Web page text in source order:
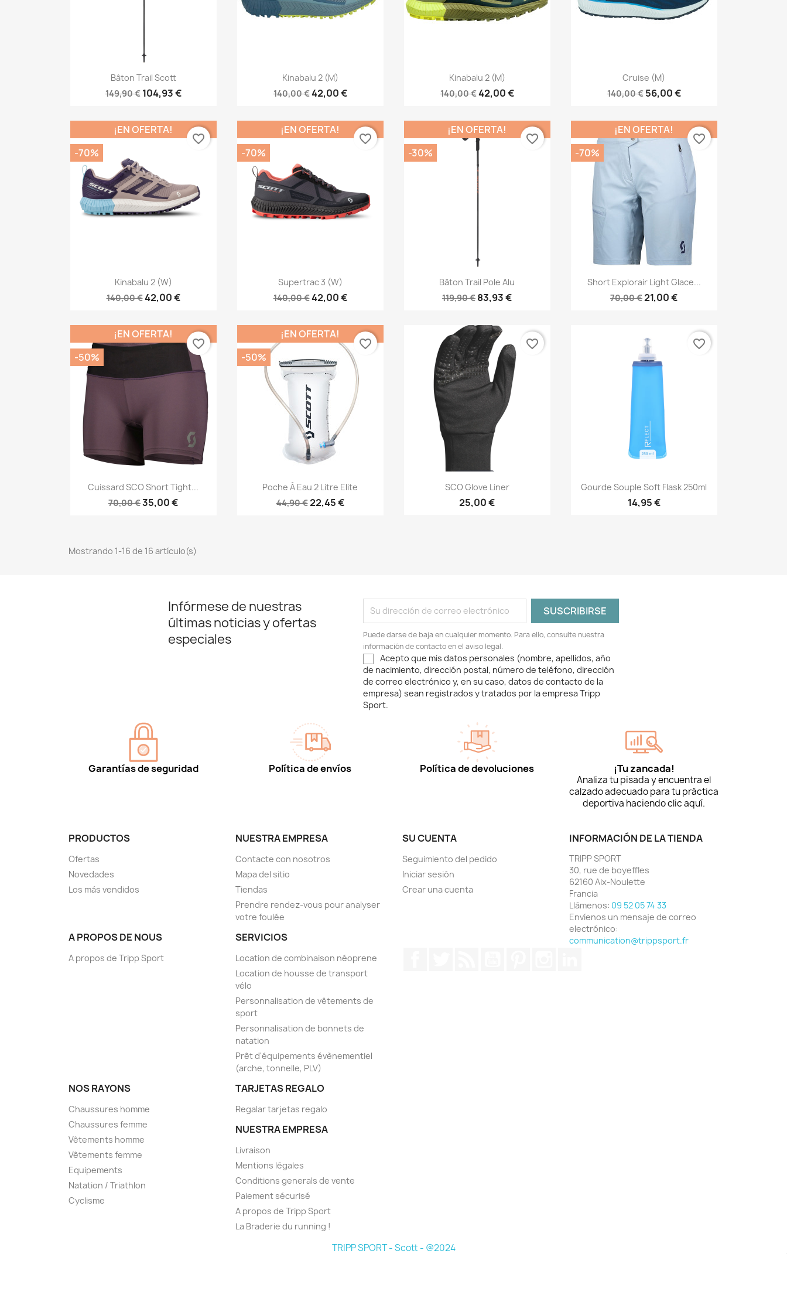
Vista rápida
Bâton Trail Scott
149,90 € 104,93 €
Vista rápida
Kinabalu 2 (M)
140,00 €42,00 €
Vista rápida
Kinabalu 2 (M)
140,00 €42,00 €
Vista rápida
Cruise (M)
140,00 € 56,00 €
Vista rápida
Kinabalu 2 (W)
140,00 €42,00 €
¡EN OFERTA!
-70%
favorite_border
Vista rápida
Supertrac 3 (W)
140,00 €42,00 €
¡EN OFERTA!
-70%
favorite_border
Vista rápida
Bâton Trail Pole Alu
119,90 € 83,93 €
¡EN OFERTA!
-30%
favorite_border
Vista rápida
Short Explorair Light Glace...
70,00 €21,00 €
¡EN OFERTA!
-70%
favorite_border
Vista rápida
Cuissard SCO Short Tight...
70,00 €35,00 €
¡EN OFERTA!
-50%
favorite_border
 Vista rápida
Poche À Eau 2 Litre Elite
44,90 €22,45 €
¡EN OFERTA!
-50%
favorite_border
Vista rápida
SCO Glove Liner
25,00 €
favorite_border
Vista rápida
Gourde Souple Soft Flask 250ml
14,95 €
favorite_border
Mostrando 1-16 de 16 artículo(s)
Infórmese de nuestras
últimas noticias y ofertas
especiales
Puede darse de baja en cualquier momento. Para ello, consulte nuestra
información de contacto en el aviso legal.
Acepto que mis datos personales (nombre, apellidos, año
de nacimiento, dirección postal, número de teléfono, dirección
de correo electrónico y, en su caso, datos de contacto de la
empresa) sean registrados y tratados por la empresa Tripp
Sport.
Garantías de seguridad Política de envíos Política de devoluciones ¡Tu zancada!
Analiza tu pisada y encuentra el
calzado adecuado para tu práctica
deportiva haciendo clic aquí.
PRODUCTOS
Ofertas
Novedades
Los más vendidos
NUESTRA EMPRESA
Contacte con nosotros
Mapa del sitio
Tiendas
Prendre rendez-vous pour analyser
votre foulée
A PROPOS DE NOUS
A propos de Tripp Sport
SERVICIOS
Location de combinaison néoprene
Location de housse de transport
vélo
Personnalisation de vêtements de
sport
Personnalisation de bonnets de
natation
Prêt d'équipements évènementiel
(arche, tonnelle, PLV)
NOS RAYONS
Chaussures homme
Chaussures femme
Vêtements homme
Vêtements femme
Equipements
Natation / Triathlon
Cyclisme
TARJETAS REGALO
Regalar tarjetas regalo
NUESTRA EMPRESA
Livraison
Mentions légales
Conditions generals de vente
Paiement sécurisé
A propos de Tripp Sport
La Braderie du running !
SU CUENTA
Seguimiento del pedido
Iniciar sesión
Crear una cuenta
INFORMACIÓN DE LA TIENDA
TRIPP SPORT
30, rue de boyeffles
62160 Aix-Noulette
Francia
Llámenos: 09 52 05 74 33
Envíenos un mensaje de correo
electrónico:
communication@trippsport.fr
TRIPP SPORT - Scott - @2024